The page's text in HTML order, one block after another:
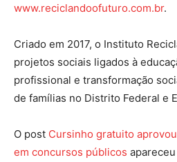
www.reciclandoofuturo.com.br.
Criado em 2017, o Instituto
projetos sociais ligados à
profissional e transformação
de famílias no Distrito Federal e
O post Cursinho gratuito
em concursos públicos